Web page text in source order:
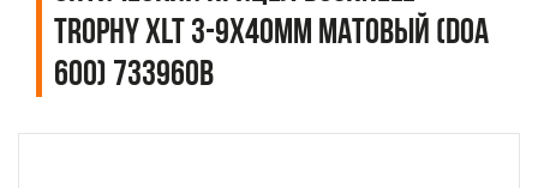
Trophy XLT 3-9x40mm матовый (DOA
600) 733960B